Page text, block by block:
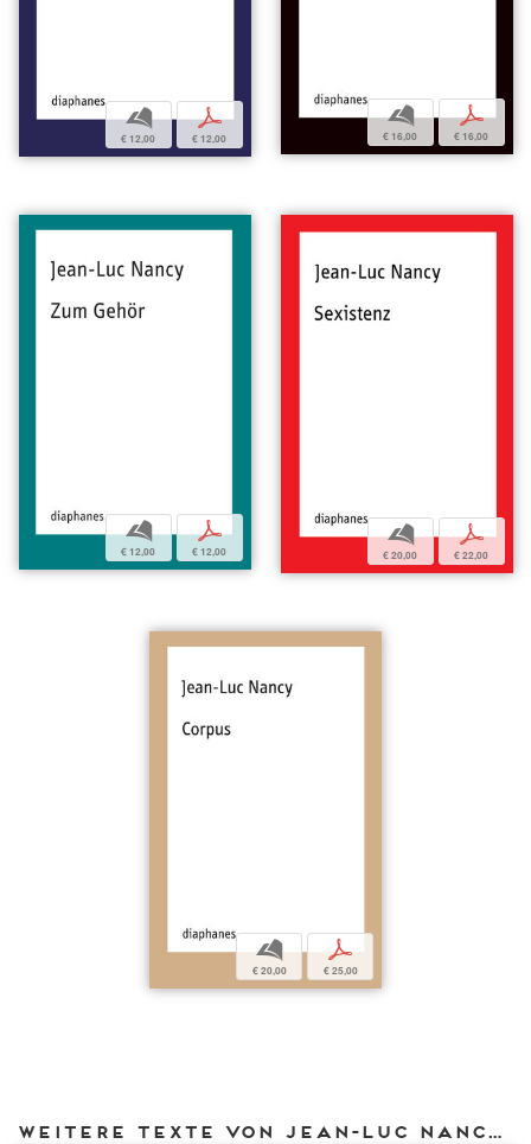
b
€ 12,00
p
€ 12,00
b
€ 16,00
p
€ 16,00
b
€ 12,00
p
€ 12,00
b
€ 20,00
p
€ 22,00
b
€ 20,00
p
€ 25,00
Weitere Texte von Jean-Luc Nancy bei DIAPHANES